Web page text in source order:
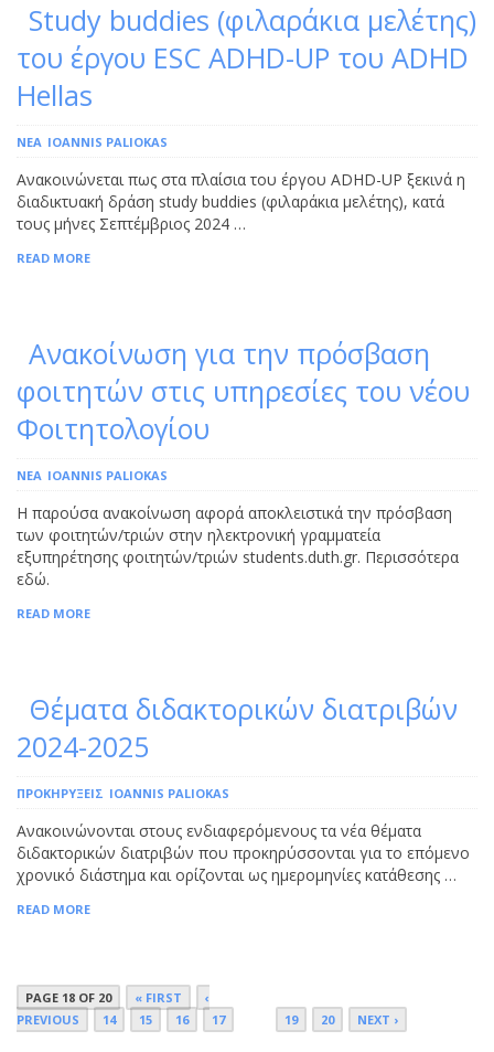
Study buddies (φιλαράκια μελέτης)
του έργου ESC ADHD-UP του ADHD
Hellas
ΝΕΑ IOANNIS PALIOKAS
Ανακοινώνεται πως στα πλαίσια του έργου ADHD-UP ξεκινά η
διαδικτυακή δράση study buddies (φιλαράκια μελέτης), κατά
τους μήνες Σεπτέμβριος 2024 …
READ MORE
Ανακοίνωση για την πρόσβαση
φοιτητών στις υπηρεσίες του νέου
Φοιτητολογίου
ΝΕΑ IOANNIS PALIOKAS
Η παρούσα ανακοίνωση αφορά αποκλειστικά την πρόσβαση
των φοιτητών/τριών στην ηλεκτρονική γραμματεία
εξυπηρέτησης φοιτητών/τριών students.duth.gr. Περισσότερα
εδώ.
READ MORE
Θέματα διδακτορικών διατριβών
2024-2025
ΠΡΟΚΗΡΎΞΕΙΣ IOANNIS PALIOKAS
Ανακοινώνονται στους ενδιαφερόμενους τα νέα θέματα
διδακτορικών διατριβών που προκηρύσσονται για το επόμενο
χρονικό διάστημα και ορίζονται ως ημερομηνίες κατάθεσης …
READ MORE
PAGE 18 OF 20 « FIRST
‹
PREVIOUS
14 15 16 17 19 20 NEXT ›